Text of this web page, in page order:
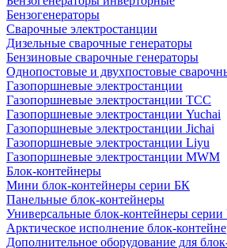
Бензогенераторы
Сварочные электростанции
Дизельные сварочные генераторы
Бензиновые сварочные генераторы
Однопостовые и двухпостовые
Газопоршневые электростанции
Газопоршневые электростанции ТСС
Газопоршневые электростанции Yuchai
Газопоршневые электростанции Jichai
Газопоршневые электростанции Liyu
Газопоршневые электростанции MWM
Блок-контейнеры
Мини блок-контейнеры серии БК
Панельные блок-контейнеры
Универсальные блок-контейнеры
Арктическое исполнение блок-
Дополнительное оборудование для